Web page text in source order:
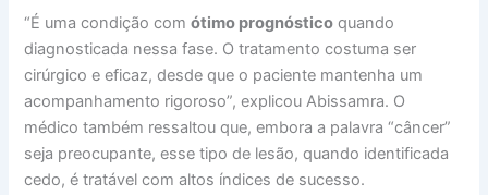
“É uma condição comótimo prognóstico quando
diagnosticada nessa fase. O tratamento costuma ser
cirúrgico e eficaz, desde que o paciente mantenha um
acompanhamento rigoroso”, explicou Abissamra. O
médico também ressaltou que, embora a palavra “câncer”
seja preocupante, esse tipo de lesão, quando identificada
cedo, é tratável com altos índices de sucesso.